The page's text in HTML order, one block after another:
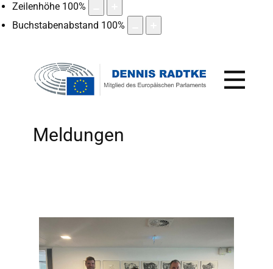
Zeilenhöhe 100%
Buchstabenabstand 100%
Meldungen